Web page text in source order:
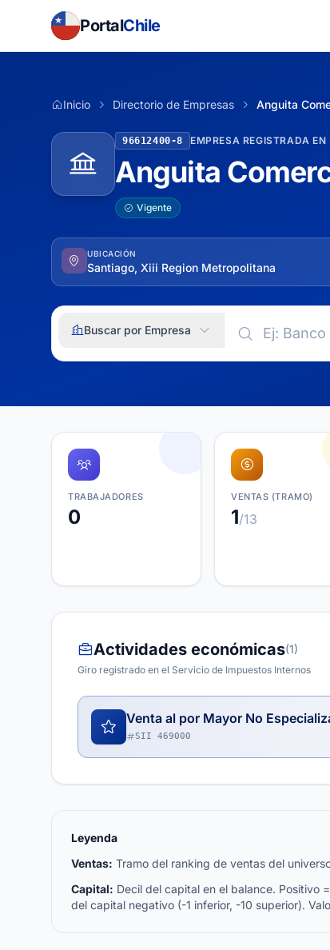
PortalChile
Inicio Directorio de Empresas Anguita
96612400-8 EMPRESA REGISTRADA EN
Anguita
Vigente
UBICACIÓN
Santiago, Xiii Region Metropolitana
Buscar por Empresa
TRABAJADORES
0
VENTAS (TRAMO)
1/13
Actividades económicas(1)
Giro registrado en el Servicio de Impuestos Internos
Venta al por Mayor No
SII 469000
Leyenda
Ventas: Tramo del ranking de ventas del
Capital: Decil del capital en el balance. Positivo
del capital negativo (-1 inferior, -10 superior).